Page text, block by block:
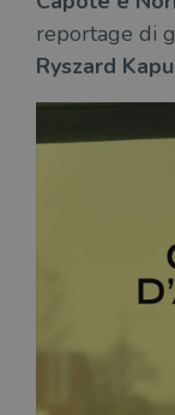
reportage di
Ryszard